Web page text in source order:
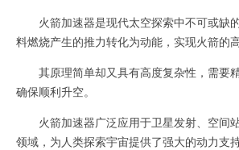
火箭加速器是现代太空探索中不可或缺
料燃烧产生的推力转化为动能，实现火箭的高
其原理简单却又具有高度复杂性，需要
确保顺利升空。
火箭加速器广泛应用于卫星发射、空间
领域，为人类探索宇宙提供了强大的动力支持